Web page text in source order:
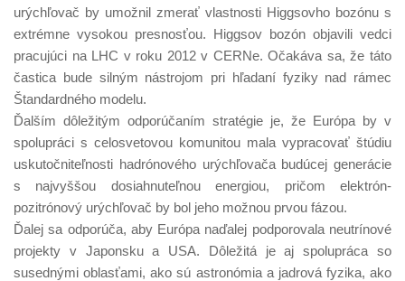
urýchľovač by umožnil zmerať vlastnosti Higgsovho bozónu s
extrémne vysokou presnosťou. Higgsov bozón objavili vedci
pracujúci na LHC v roku 2012 v CERNe. Očakáva sa, že táto
častica bude silným nástrojom pri hľadaní fyziky nad rámec
Štandardného modelu.
Ďalším dôležitým odporúčaním stratégie je, že Európa by v
spolupráci s celosvetovou komunitou mala vypracovať štúdiu
uskutočniteľnosti hadrónového urýchľovača budúcej generácie
s najvyššou dosiahnuteľnou energiou, pričom elektrón-
pozitrónový urýchľovač by bol jeho možnou prvou fázou.
Ďalej sa odporúča, aby Európa naďalej podporovala neutrínové
projekty v Japonsku a USA. Dôležitá je aj spolupráca so
susednými oblasťami, ako sú astronómia a jadrová fyzika, ako